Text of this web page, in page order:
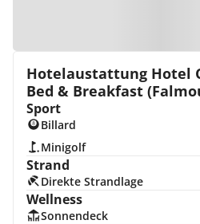
Hotelaustattung Hotel
Bed & Breakfast
Sport
Billard
Minigolf
Strand
Direkte Strandlage
Wellness
Sonnendeck